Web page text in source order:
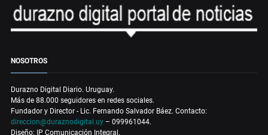
NOSOTROS
Durazno Digital Diario. Uruguay.
Más de 88.000 seguidores en redes sociales.
Fundador y Director - Lic. Fernando Salvador Báez. Contacto:
direccion@duraznodigital.uy – 099961044.
Diseño: IP Comunicación Integral.